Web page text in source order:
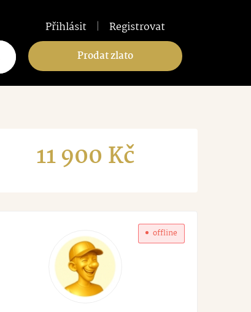
Přihlásit | Registrovat
Prodat zlato
11 900 Kč
offline